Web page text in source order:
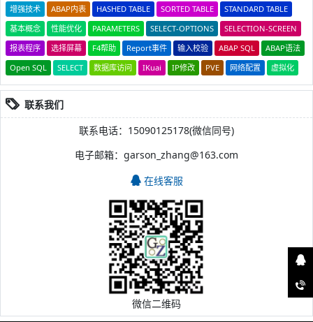
增强技术
ABAP内表 HASHED TABLE SORTED TABLE
STANDARD TABLE
基本概念
性能优化 PARAMETERS SELECT-OPTIONS
SELECTION-SCREEN
报表程序
选择屏幕 F4帮助 Report事件 输入校验 ABAP SQL
ABAP语法
Open SQL
SELECT 数据库访问 IKuai IP修改 PVE 网络配置 虚拟化
联系我们
联系电话：15090125178(微信同号)
电子邮箱：garson_zhang@163.com
在线客服
微信二维码